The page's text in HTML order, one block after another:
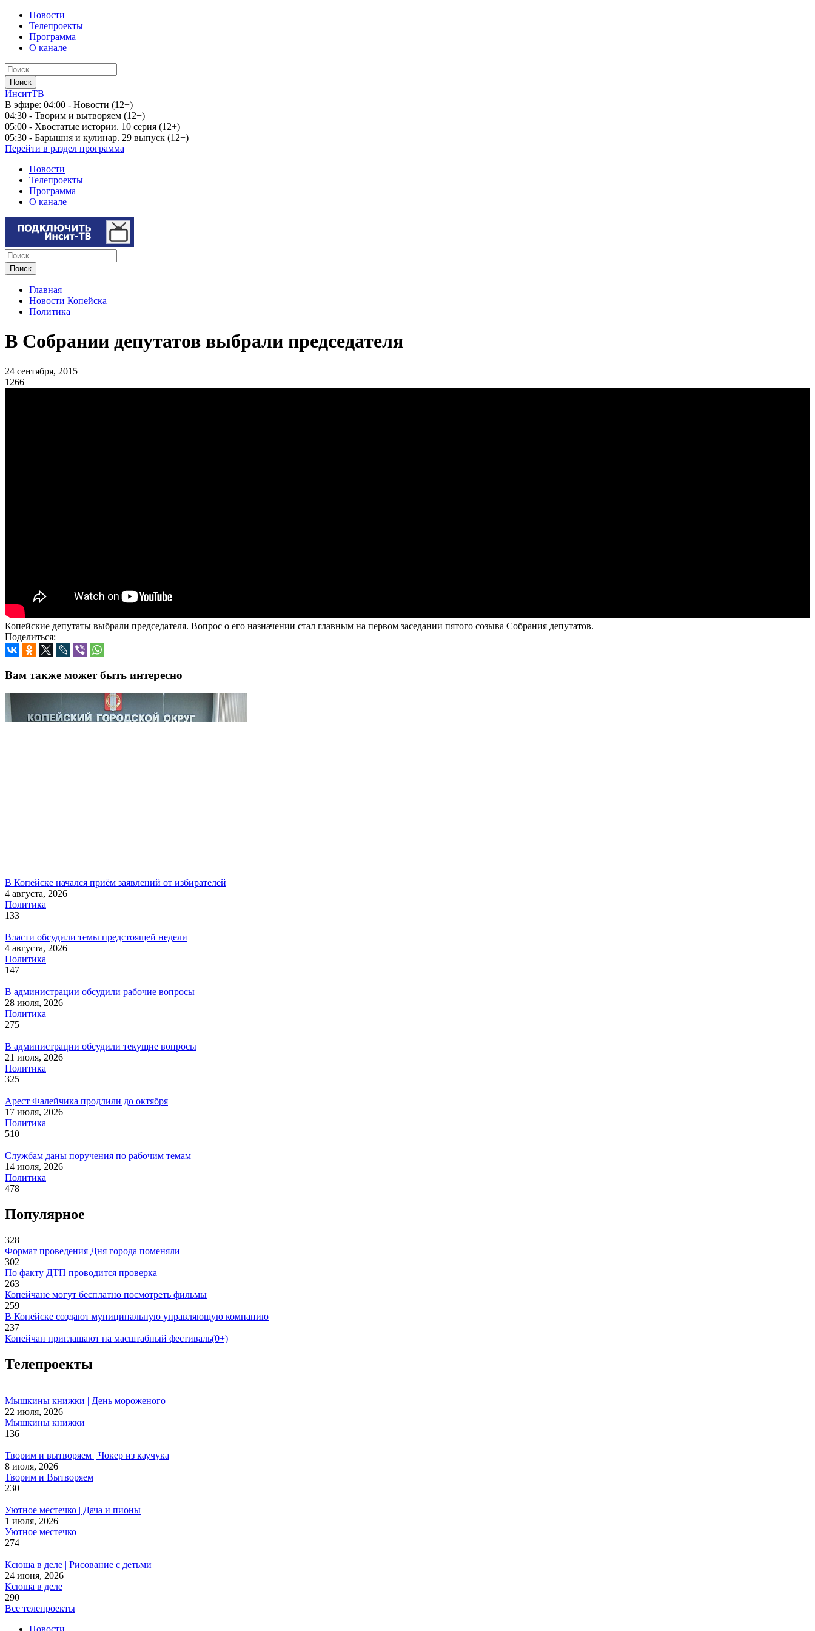
Новости
Телепроекты
Программа
О канале
ИнситТВ
В эфире: 04:00 - Новости (12+)
04:30 - Творим и вытворяем (12+)
05:00 - Хвостатые истории. 10 серия (12+)
05:30 - Барышня и кулинар. 29 выпуск (12+)
Перейти в раздел программа
Новости
Телепроекты
Программа
О канале
Главная
Новости Копейска
Политика
В Собрании депутатов выбрали председателя
24 сентября, 2015 |
1266
Копейские депутаты выбрали председателя. Вопрос о его назначении стал главным на первом заседании пятого созыва Собрания депутатов.
Поделиться:
Вам также может быть интересно
В Копейске начался приём заявлений от избирателей
4 августа, 2026
Политика
133
Власти обсудили темы предстоящей недели
4 августа, 2026
Политика
147
В администрации обсудили рабочие вопросы
28 июля, 2026
Политика
275
В администрации обсудили текущие вопросы
21 июля, 2026
Политика
325
Арест Фалейчика продлили до октября
17 июля, 2026
Политика
510
Службам даны поручения по рабочим темам
14 июля, 2026
Политика
478
Популярное
328
Формат проведения Дня города поменяли
302
По факту ДТП проводится проверка
263
Копейчане могут бесплатно посмотреть фильмы
259
В Копейске создают муниципальную управляющую компанию
237
Копейчан приглашают на масштабный фестиваль(0+)
Телепроекты
Мышкины книжки | День мороженого
22 июля, 2026
Мышкины книжки
136
Творим и вытворяем | Чокер из каучука
8 июля, 2026
Творим и Вытворяем
230
Уютное местечко | Дача и пионы
1 июля, 2026
Уютное местечко
274
Ксюша в деле | Рисование с детьми
24 июня, 2026
Ксюша в деле
290
Все телепроекты
Новости